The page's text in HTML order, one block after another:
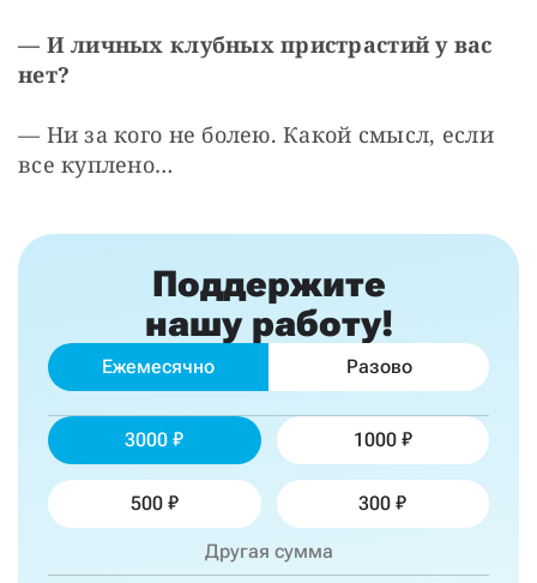
— И личных клубных пристрастий у вас
нет?
— Ни за кого не болею. Какой смысл, если
все куплено…
Поддержите
нашу работу!
Ежемесячно Разово
3000 1000
500 300